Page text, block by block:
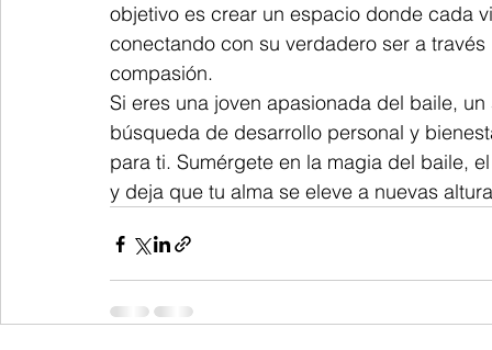
objetivo es crear un espacio donde cada
conectando con su verdadero ser a
compasión.
Si eres una joven apasionada del baile,
búsqueda de desarrollo personal y
para ti. Sumérgete en la magia del baile,
y deja que tu alma se eleve a nuevas